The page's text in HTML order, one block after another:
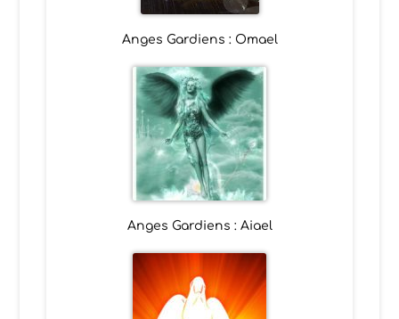
Anges Gardiens : Omael
Anges Gardiens : Aiael